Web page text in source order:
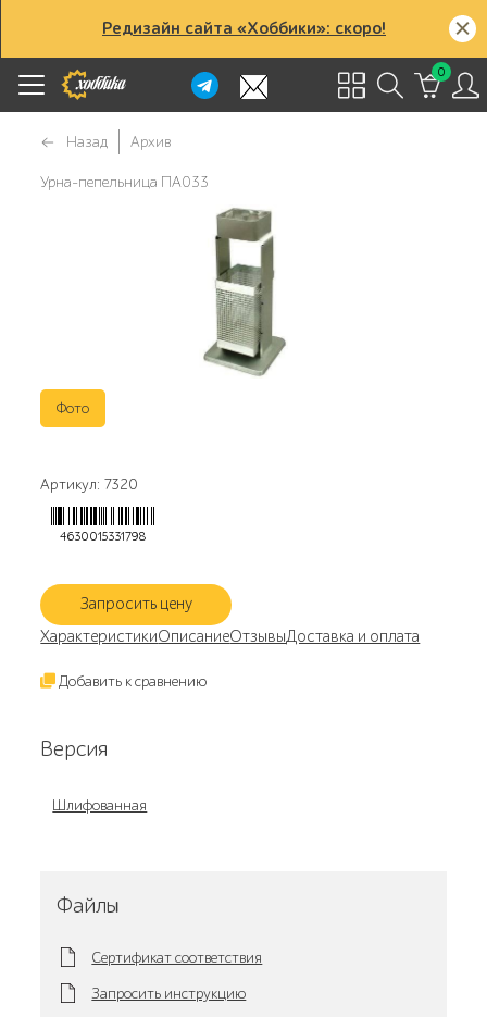
Редизайн сайта «Хоббики»: скоро!
0
Назад Архив
Урна-пепельница ПА033
Фото
Артикул: 7320
4630015331798
Запросить цену
ХарактеристикиОписаниеОтзывыДоставка и оплата
Добавить к сравнению
Версия
Шлифованная
Файлы
Сертификат соответствия
Запросить инструкцию